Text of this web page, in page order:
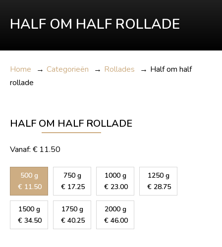
HALF OM HALF ROLLADE
Home → Categorieën → Rollades → Half om half
rollade
HALF OM HALF ROLLADE
Vanaf: € 11.50
500 g
€ 11.50
750 g
€ 17.25
1000 g
€ 23.00
1250 g
€ 28.75
1500 g
€ 34.50
1750 g
€ 40.25
2000 g
€ 46.00